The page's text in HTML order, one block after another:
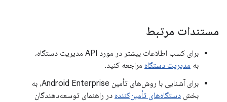
مستندات مرتبط
برای کسب اطلاعات بیشتر در مورد API مدیریت دستگاه،
به مدیریت دستگاه مراجعه کنید.
برای آشنایی با روش‌های تأمین Android Enterprise، به
بخش دستگاه‌های تأمین‌کننده در راهنمای توسعه‌دهندگان